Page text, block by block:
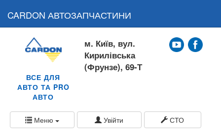
CARDON АВТОЗАПЧАСТИНИ
ВСЕ ДЛЯ
АВТО ТА PRO
АВТО
м. Київ, вул.
Кирилівська
(Фрунзе), 69-Т
Меню Увійти СТО